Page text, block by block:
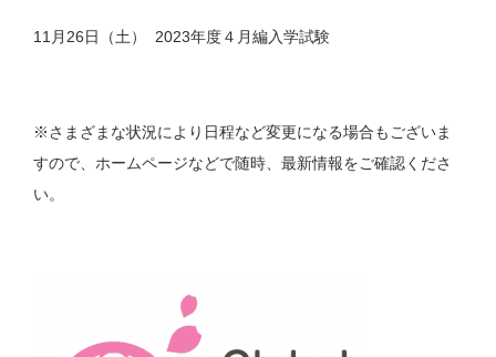
11月26日（土） 2023年度４月編入学試験
※さまざまな状況により日程など変更になる場合もございま
すので、ホームページなどで随時、最新情報をご確認くださ
い。